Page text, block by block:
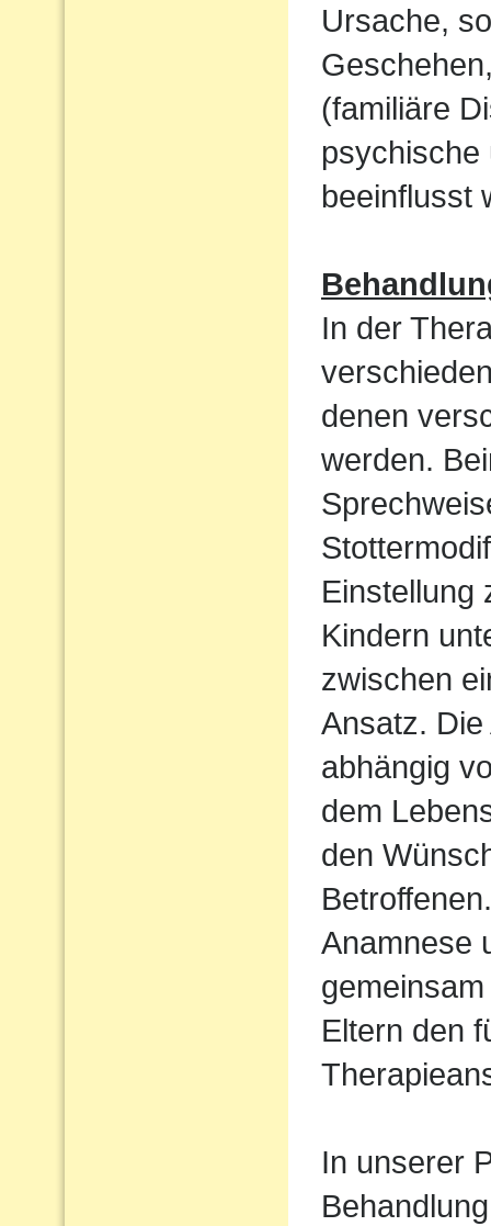
Ursache,
(familiäre
psychische
beeinflusst
In der
denen
werden.
Einstellung
Kindern
zwischen
Ansatz. Die
abhängig
dem
den
Anamnese
Eltern den
In unserer